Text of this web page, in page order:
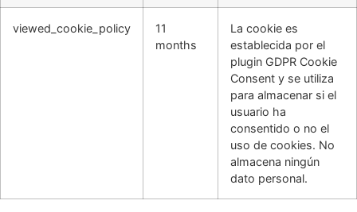
viewed_cookie_policy
11
months
La cookie es
establecida por el
plugin GDPR Cookie
Consent y se utiliza
para almacenar si el
usuario ha
consentido o no el
uso de cookies. No
almacena ningún
dato personal.